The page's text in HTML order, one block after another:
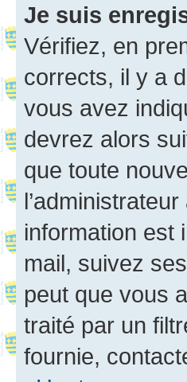
Je suis
Vérifiez, en
corrects, il y a
vous avez
devrez alors
que toute
information est
mail, suivez
peut que vous
traité par un
fournie,